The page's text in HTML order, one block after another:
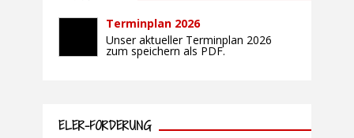
Terminplan 2026
Unser aktueller Terminplan 2026
zum speichern als PDF.
ELER-FÖRDERUNG